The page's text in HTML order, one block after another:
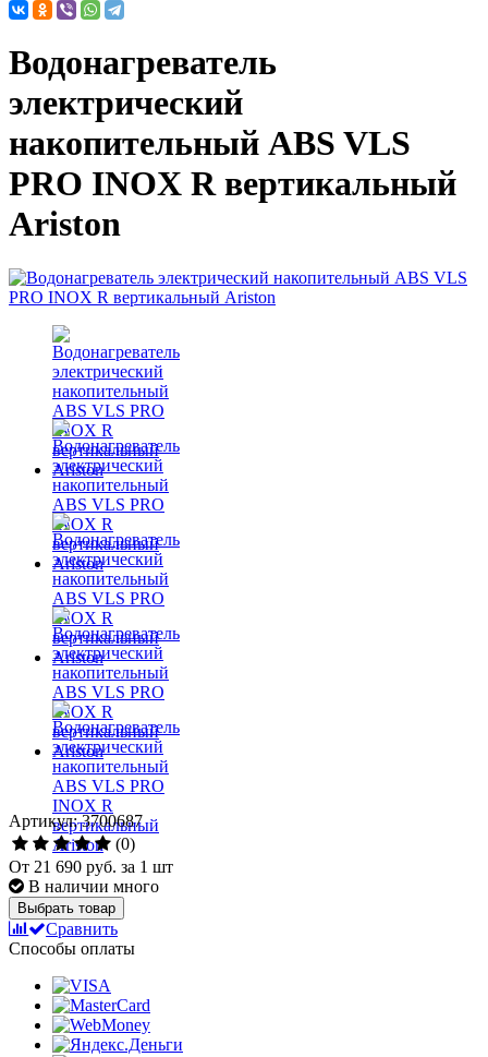
Водонагреватель
электрический
накопительный ABS VLS
PRO INOX R вертикальный
Ariston
Артикул: 3700687
(0)
От 21 690 руб. за 1 шт
В наличии много
Выбрать товар
Сравнить
Способы оплаты